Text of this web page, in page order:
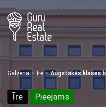
Galvenā Īre
Īre Pieejams